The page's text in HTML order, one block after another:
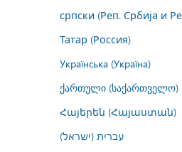
српски (Реп. Србија и
Татар (Россия)
Українська (Україна)
ქართული (საქართველო)
Հայերեն (Հայաստան)
עברית (ישראל)